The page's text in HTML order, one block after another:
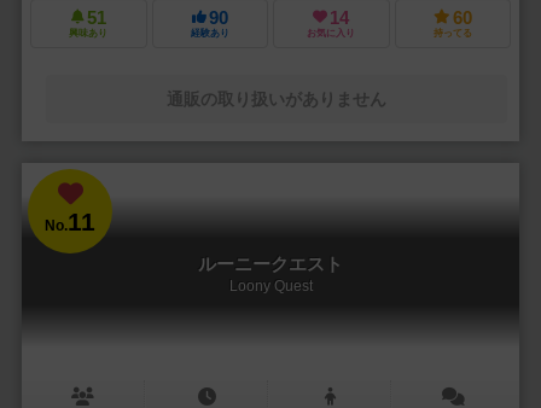
51
興味あり
90
経験あり
14
お気に入り
60
持ってる
通販の取り扱いがありません
No.11
ルーニークエスト
Loony Quest